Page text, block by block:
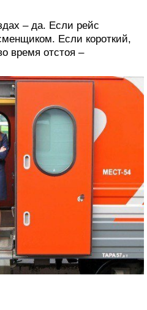
– да. Если рейс
Если короткий,
время отстоя –